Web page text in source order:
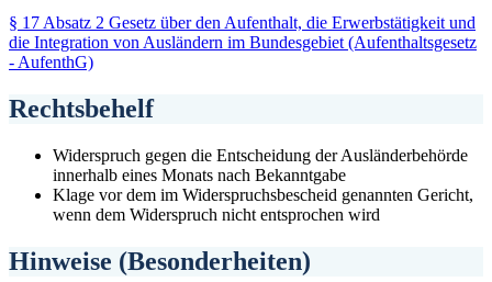
§ 17 Absatz 2 Gesetz über den Aufenthalt, die Erwerbstätigkeit und
die Integration von Ausländern im Bundesgebiet (Aufenthaltsgesetz
- AufenthG)
Rechtsbehelf
Widerspruch gegen die Entscheidung der Ausländerbehörde
innerhalb eines Monats nach Bekanntgabe
Klage vor dem im Widerspruchsbescheid genannten Gericht,
wenn dem Widerspruch nicht entsprochen wird
Hinweise (Besonderheiten)